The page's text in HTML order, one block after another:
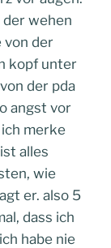
wehen
von der
kopf unter
der pda
angst vor
merke
alles
wie
er. also 5
dass ich
habe nie